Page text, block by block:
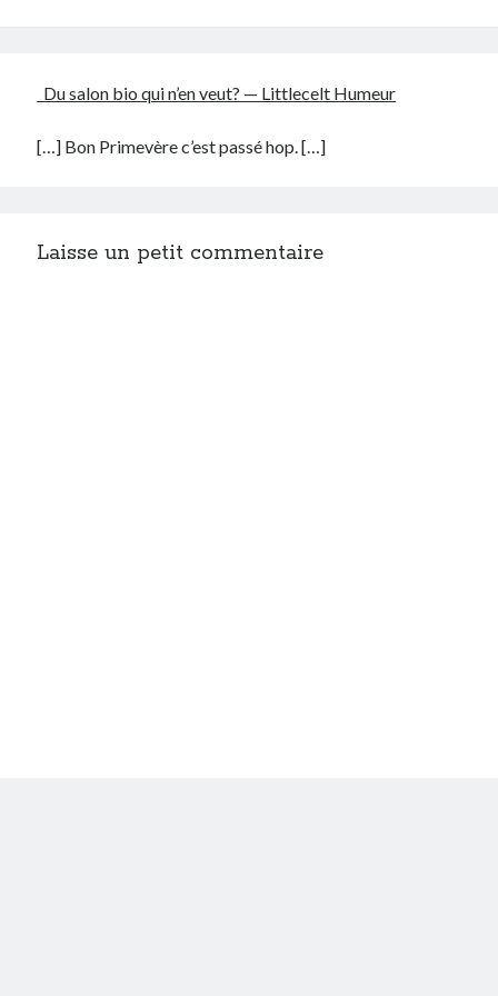
Sorties cuculturelles
Vidéos
Du salon bio qui n’en veut? — Littlecelt Humeur
[…] Bon Primevère c’est passé hop. […]
Laisse un petit commentaire